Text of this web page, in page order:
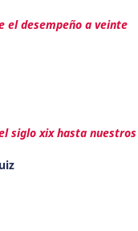
el desempeño a veinte
siglo xix hasta nuestros